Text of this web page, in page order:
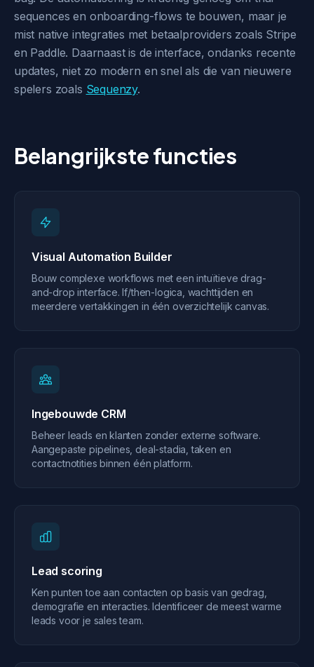
sequences en onboarding-flows te bouwen, maar je
mist native integraties met betaalproviders zoals Stripe
en Paddle. Daarnaast is de interface, ondanks recente
updates, niet zo modern en snel als die van nieuwere
spelers zoals Sequenzy.
Belangrijkste functies
Visual Automation Builder
Bouw complexe workflows met een intuïtieve drag-
and-drop interface. If/then-logica, wachttijden en
meerdere vertakkingen in één overzichtelijk canvas.
Ingebouwde CRM
Beheer leads en klanten zonder externe software.
Aangepaste pipelines, deal-stadia, taken en
contactnotities binnen één platform.
Lead scoring
Ken punten toe aan contacten op basis van gedrag,
demografie en interacties. Identificeer de meest warme
leads voor je sales team.